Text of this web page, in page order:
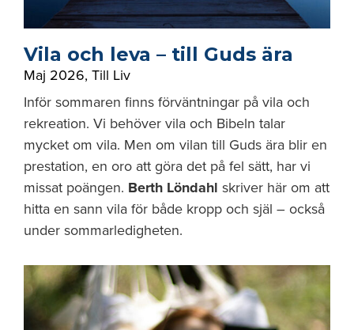
Vila och leva – till Guds ära
Maj 2026, Till Liv
Inför sommaren finns förväntningar på vila och
rekreation. Vi behöver vila och Bibeln talar
mycket om vila. Men om vilan till Guds ära blir en
prestation, en oro att göra det på fel sätt, har vi
missat poängen. Berth Löndahl skriver här om att
hitta en sann vila för både kropp och själ – också
under sommarledigheten.